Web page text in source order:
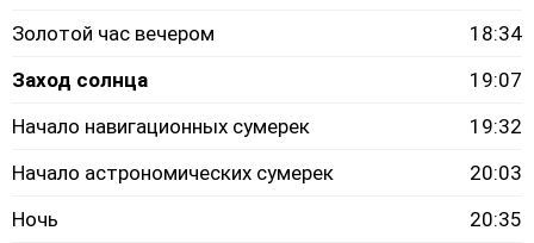
Золотой час вечером
18:34
Заход солнца
19:07
Начало навигационных сумерек
19:32
Начало астрономических сумерек
20:03
Ночь
20:35